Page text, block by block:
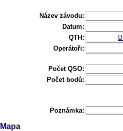
Název závodu:
Datum:
QTH:
Operátoři:
Počet QSO:
Počet bodů:
Poznámka:
Mapa